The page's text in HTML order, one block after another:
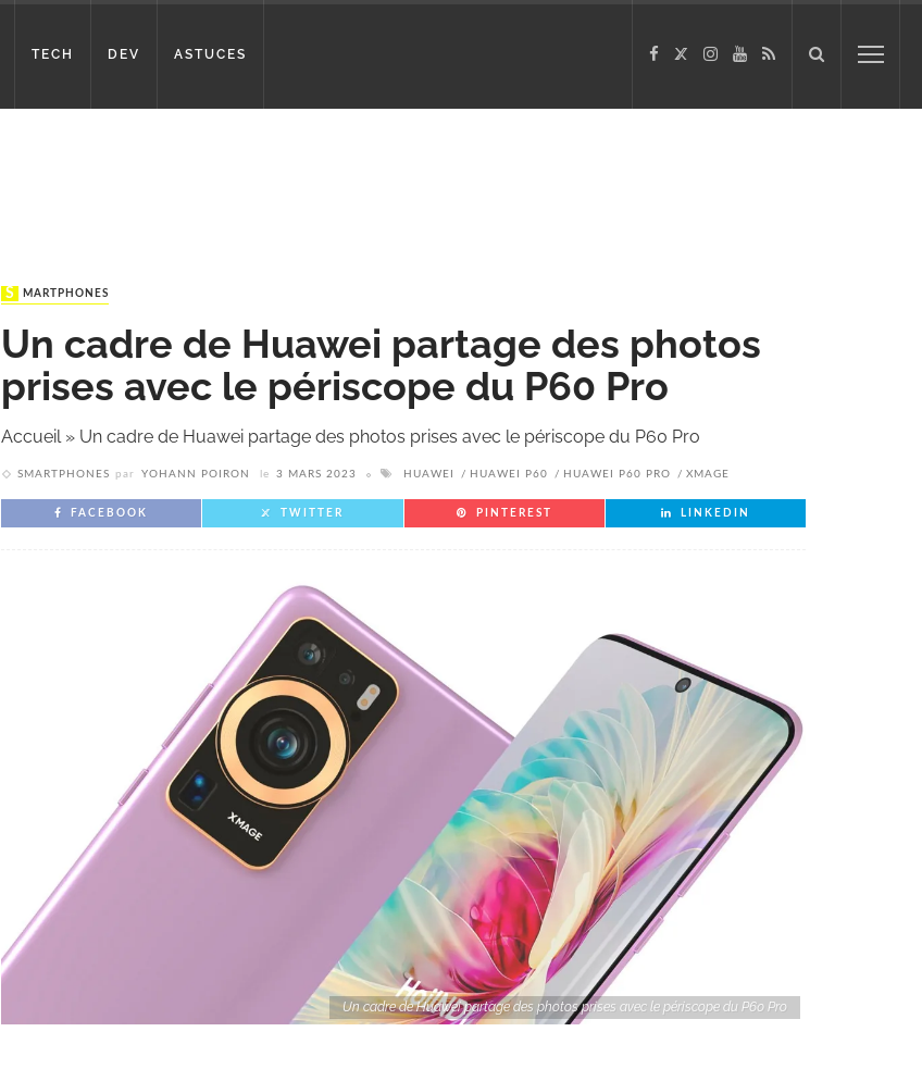
TECH DEV ASTUCES
SMARTPHONES
Un cadre de Huawei partage des photos
prises avec le périscope du P60 Pro
Accueil» Un cadre de Huawei partage des photos prises avec le périscope du P60 Pro
SMARTPHONES par YOHANN POIRON le 3 MARS 2023 HUAWEI HUAWEI P60 HUAWEI P60 PRO XMAGE
FACEBOOK TWITTER PINTEREST LINKEDIN
Un cadre de Huawei partage des photos prises avec le périscope du P60 Pro